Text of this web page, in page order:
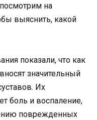
на
выяснить, какой
показали, что как
значительный
Их
боль и воспаление,
поврежденных